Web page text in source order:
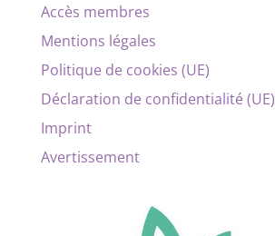
Accès membres
Mentions légales
Politique de cookies (UE)
Déclaration de confidentialité (UE)
Imprint
Avertissement